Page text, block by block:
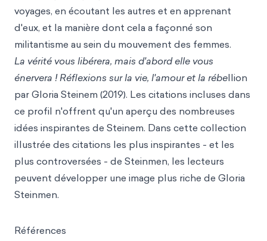
voyages, en écoutant les autres et en apprenant
d'eux, et la manière dont cela a façonné son
militantisme au sein du mouvement des femmes.
La vérité vous libérera, mais d'abord elle vous
énervera ! Réflexions sur la vie, l'amour et la rébellion
par Gloria Steinem (2019). Les citations incluses dans
ce profil n'offrent qu'un aperçu des nombreuses
idées inspirantes de Steinem. Dans cette collection
illustrée des citations les plus inspirantes - et les
plus controversées - de Steinmen, les lecteurs
peuvent développer une image plus riche de Gloria
Steinmen.
Références